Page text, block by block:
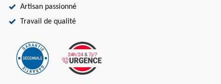
Artisan passionné
Travail de qualité